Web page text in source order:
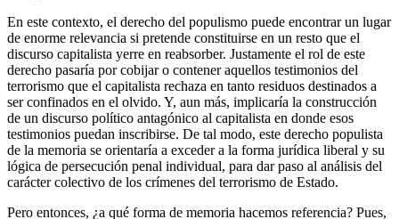
En este contexto, el derecho del populismo puede encontrar un lugar
de enorme relevancia si pretende constituirse en un resto que el
discurso capitalista yerre en reabsorber. Justamente el rol de este
derecho pasaría por cobijar o contener aquellos testimonios del
terrorismo que el capitalista rechaza en tanto residuos destinados a
ser confinados en el olvido. Y, aun más, implicaría la construcción
de un discurso político antagónico al capitalista en donde esos
testimonios puedan inscribirse. De tal modo, este derecho populista
de la memoria se orientaría a exceder a la forma jurídica liberal y su
lógica de persecución penal individual, para dar paso al análisis del
carácter colectivo de los crímenes del terrorismo de Estado.
Pero entonces, ¿a qué forma de memoria hacemos referencia? Pues,